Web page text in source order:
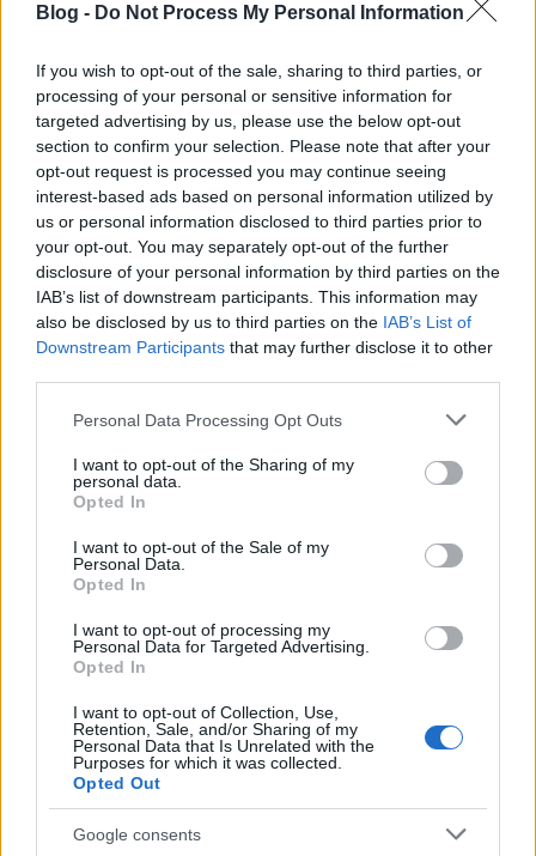
Blog - Do Not Process My Personal Information
If you wish to opt-out of the sale, sharing to third parties, or
processing of your personal or sensitive information for
targeted advertising by us, please use the below opt-out
section to confirm your selection. Please note that after your
opt-out request is processed you may continue seeing
interest-based ads based on personal information utilized by
us or personal information disclosed to third parties prior to
your opt-out. You may separately opt-out of the further
disclosure of your personal information by third parties on the
IAB’s list of downstream participants. This information may
also be disclosed by us to third parties on the IAB’s List of
Downstream Participants that may further disclose it to other
Please note that this website/app uses one or more Google
not limited to your visit or usage behaviour. You may click to
grant or deny consent to Google and its third-party tags to
use your data for below specified purposes in below Google
consent section.
Personal Data Processing Opt Outs
I want to opt-out of the Sharing of my
personal data.
Opted In
I want to opt-out of the Sale of my
Personal Data.
Opted In
I want to opt-out of processing my
Personal Data for Targeted Advertising.
Opted In
I want to opt-out of Collection, Use,
Retention, Sale, and/or Sharing of my
Personal Data that Is Unrelated with the
Purposes for which it was collected.
Opted Out
Google consents
hasonló minőségében, ugyanis nemrég maga is
Miklós Marcellnek, a klip szabadúszó színészként
tevékenykedő főszereplőjének személyes kötődése is
van a történethez:
vártam a dílert. Tudom, milyen a függőség. Emlékszem
a Balassa utcai zártosztály nyomasztó hangulatára a
klipben szereplő erkély túloldalán... de ez már elmúlt.
Remélem, nektek is sikerül!”– üzeni a színész.
lássuk is a Kathy Zsolt rendezte, erős érzelmi töltetű